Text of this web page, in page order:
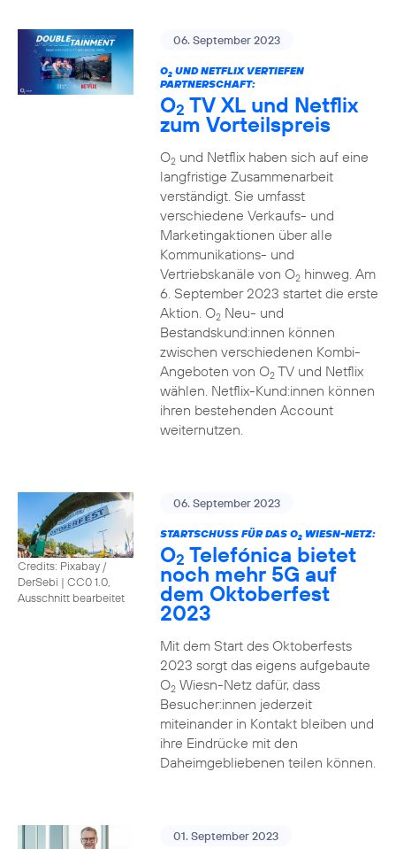
06. September 2023
O2UND NETFLIX VERTIEFEN
PARTNERSCHAFT:
O2 TV XL und Netflix
zum Vorteilspreis
O2und Netflix haben sich auf eine
langfristige Zusammenarbeit
verständigt. Sie umfasst
verschiedene Verkaufs- und
Marketingaktionen über alle
Kommunikations- und
Vertriebskanäle von O2hinweg. Am
6. September 2023 startet die erste
Aktion. O2Neu- und
Bestandskund:innen können
zwischen verschiedenen Kombi-
Angeboten von O2TV und Netflix
wählen. Netflix-Kund:innen können
ihren bestehenden Account
weiternutzen.
Credits: Pixabay /
DerSebi | CC0 1.0,
Ausschnitt bearbeitet
06. September 2023
STARTSCHUSS FÜR DAS O2WIESN-NETZ:
O2 Telefónica bietet
noch mehr 5G auf
dem Oktoberfest
2023
Mit dem Start des Oktoberfests
2023 sorgt das eigens aufgebaute
O2Wiesn-Netz dafür, dass
Besucher:innen jederzeit
miteinander in Kontakt bleiben und
ihre Eindrücke mit den
Daheimgebliebenen teilen können.
01. September 2023